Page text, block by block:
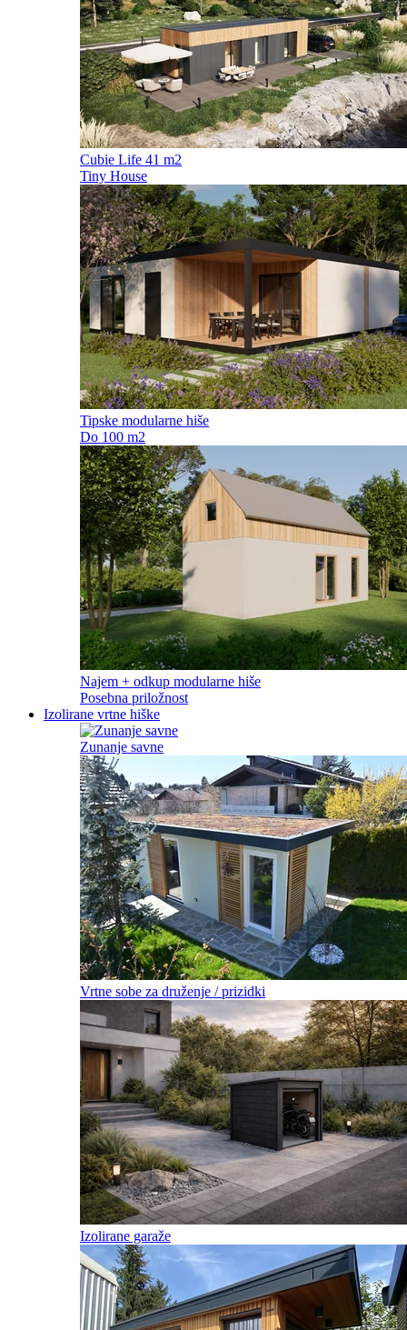
Cubie Life 41 m2
Tiny House
Tipske modularne hiše
Do 100 m2
Najem + odkup modularne hiše
Posebna priložnost
Izolirane vrtne hiške
Zunanje savne
Vrtne sobe za druženje / prizidki
Izolirane garaže